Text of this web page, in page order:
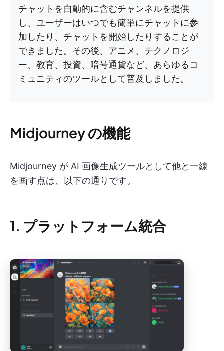
チャットを自動的に含むチャンネルを提供
し、ユーザーはいつでも簡単にチャットに参
加したり、チャットを開始したりすることが
できました。その後、アニメ、テクノロジ
ー、教育、投資、暗号通貨など、あらゆるコ
ミュニティのツールとして普及しました。
Midjourney の機能
Midjourney が AI 画像生成ツールとして他と一線
を画す点は、以下の通りです。
1. プラットフォーム統合